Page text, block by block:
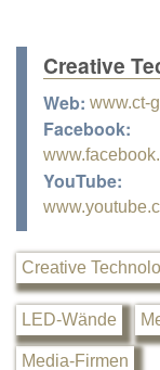
Creative
Web: www.ct-
Facebook:
YouTube:
Creative
LED-Wände
Media-Firmen